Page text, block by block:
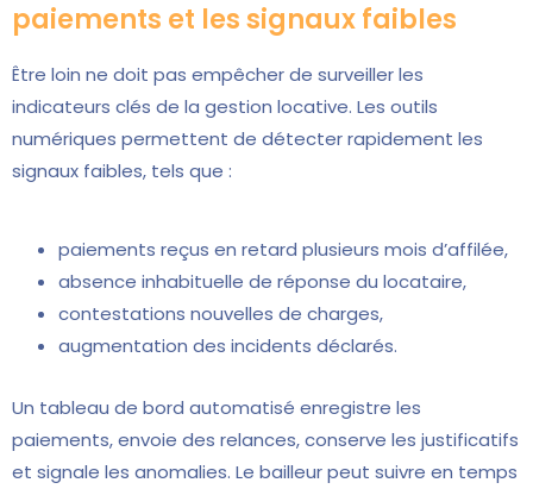
paiements et les signaux faibles
Être loin ne doit pas empêcher de surveiller les
indicateurs clés de la gestion locative. Les outils
numériques permettent de détecter rapidement les
signaux faibles, tels que :
paiements reçus en retard plusieurs mois d’affilée,
absence inhabituelle de réponse du locataire,
contestations nouvelles de charges,
augmentation des incidents déclarés.
Un tableau de bord automatisé enregistre les
paiements, envoie des relances, conserve les justificatifs
et signale les anomalies. Le bailleur peut suivre en temps